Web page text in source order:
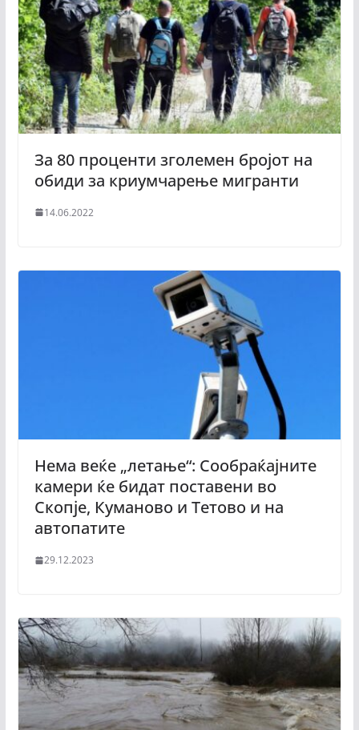
За 80 проценти зголемен бројот на
обиди за криумчарење мигранти
14.06.2022
Нема веќе „летање“: Сообраќајните
камери ќе бидат поставени во
Скопје, Куманово и Тетово и на
автопатитe
29.12.2023